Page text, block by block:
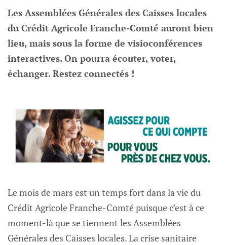
Les Assemblées Générales des Caisses locales
du Crédit Agricole Franche-Comté auront bien
lieu, mais sous la forme de visioconférences
interactives. On pourra écouter, voter,
échanger. Restez connectés !
Le mois de mars est un temps fort dans la vie du
Crédit Agricole Franche-Comté puisque c’est à ce
moment-là que se tiennent les Assemblées
Générales des Caisses locales. La crise sanitaire